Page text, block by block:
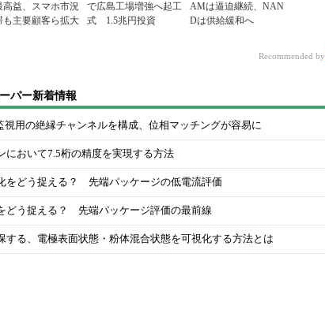
高益、スマホ市況
も主要顧客ら拡大
で広島工場増強へ起工
式 1.5兆円投資
AMは逼迫継続、NAN
Dは供給緩和へ
Recommended by
パー新着情報
視用の絶縁チャンネルを構成、位相マッチングが容易に
において7.5桁の精度を実現する方法
をどう捉える？ 先端パッケージの低電流評価
どう捉える？ 先端パッケージ評価の最前線
する、電極表面状態・粉体混合状態を可視化する方法とは